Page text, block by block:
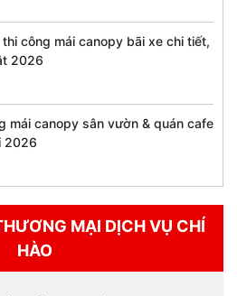
thi công mái canopy bãi xe chi tiết,
2026
mái canopy sân vườn & quán cafe
2026
MẠI DỊCH VỤ CHÍ
HÀO